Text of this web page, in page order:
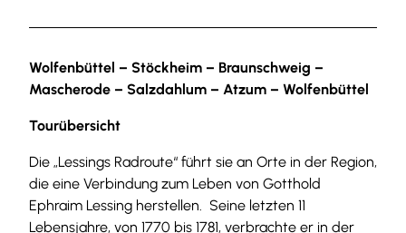
Wolfenbüttel – Stöckheim – Braunschweig –
Mascherode – Salzdahlum – Atzum – Wolfenbüttel
Tourübersicht
Die „Lessings Radroute“ führt sie an Orte in der Region,
die eine Verbindung zum Leben von Gotthold
Ephraim Lessing herstellen. Seine letzten 11
Lebensjahre, von 1770 bis 1781, verbrachte er in der